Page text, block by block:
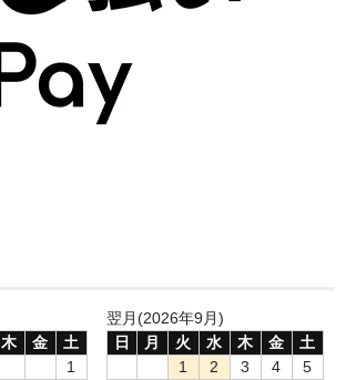
木 金
土
1
翌月(2026年9月)
日
月 火 水 木 金
土
1
2 3 4
5